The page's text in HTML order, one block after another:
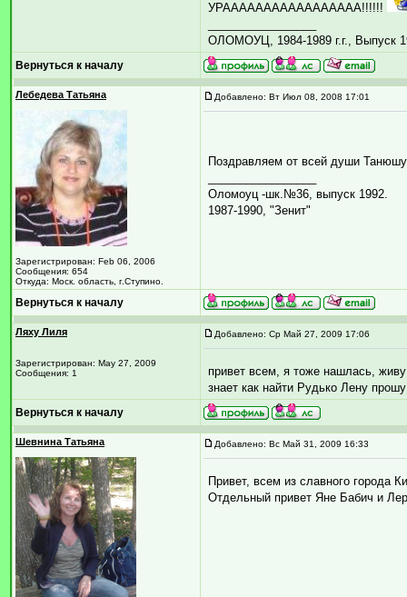
УРААААААААААААААААА!!!!!!
ОЛОМОУЦ, 1984-1989 г.г., Выпуск
Вернуться к началу
Лебедева Татьяна
Зарегистрирован: Feb 06, 2006
Сообщения: 654
Откуда: Моск. область, г.Ступино.
Добавлено: Вт Июл 08, 2008 17:01
Поздравляем от всей души
Оломоуц -шк.№36, выпуск 1992.
1987-1990, "Зенит"
Вернуться к началу
Ляху Лиля
Зарегистрирован: May 27, 2009
Сообщения: 1
Добавлено: Ср Май 27, 2009 17:06
привет всем, я тоже нашлась,
знает как найти Рудько Лену
Вернуться к началу
Шевнина Татьяна Добавлено: Вс Май 31, 2009 16:33
Привет, всем из славного города
Отдельный привет Яне Бабич и